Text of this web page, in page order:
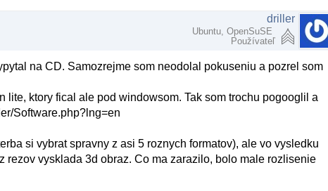
driller
Ubuntu, OpenSuSE
Používateľ
na CD. Samozrejme som neodolal pokuseniu a pozrel som
ktory fical ale pod windowsom. Tak som trochu pogooglil a
Software.php?lng=en
si vybrat spravny z asi 5 roznych formatov), ale vo vysledku
rezov vysklada 3d obraz. Co ma zarazilo, bolo male rozlisenie